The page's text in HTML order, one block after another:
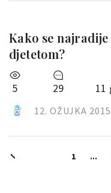
Kako se
djetetom?
5 29 11
12. OŽUJKA
1 ...